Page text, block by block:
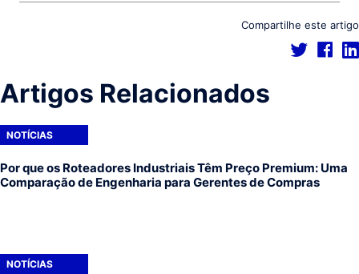
Compartilhe este artigo
Artigos Relacionados
NOTÍCIAS
Por que os Roteadores Industriais Têm Preço Premium: Uma
Comparação de Engenharia para Gerentes de Compras
NOTÍCIAS